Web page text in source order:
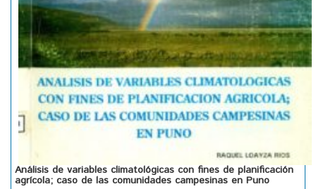
Análisis de variables climatológicas con fines de planificación
agrícola; caso de las comunidades campesinas en Puno